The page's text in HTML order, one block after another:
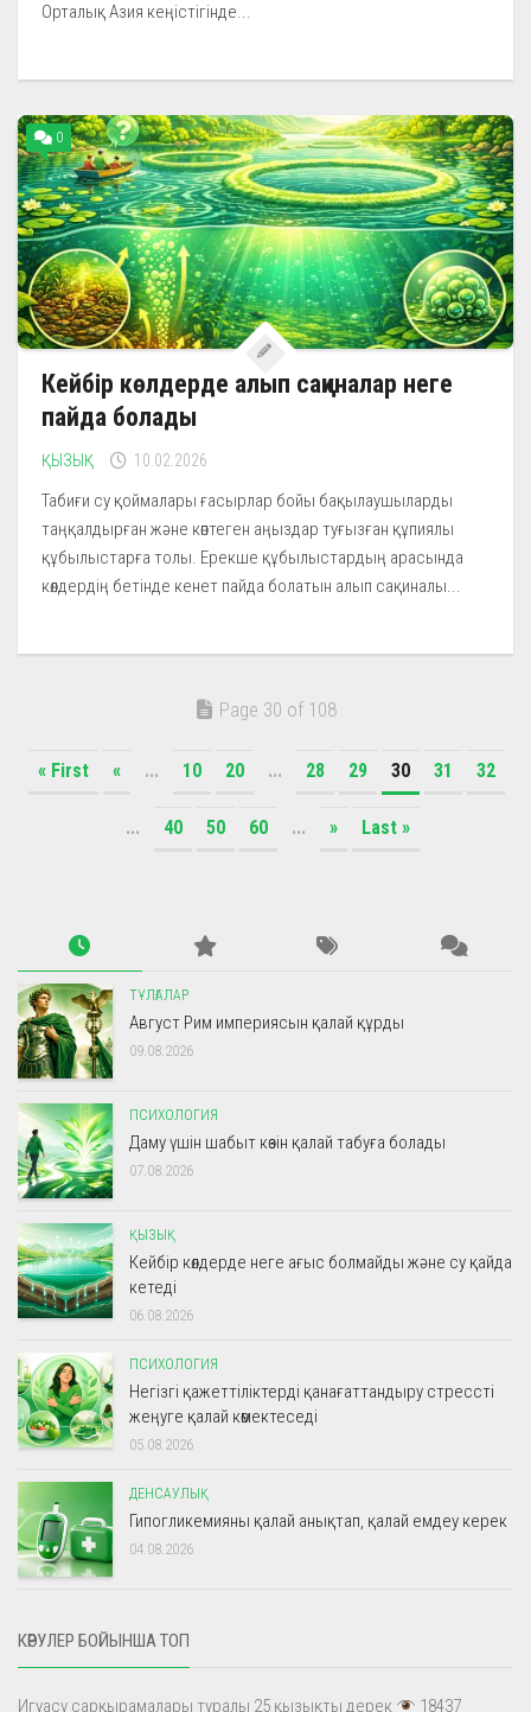
Орталық Азия кеңістігінде...
0
Кейбір көлдерде алып сақиналар неге
пайда болады
ҚЫЗЫҚ 10.02.2026
Табиғи су қоймалары ғасырлар бойы бақылаушыларды
таңқалдырған және көптеген аңыздар туғызған құпиялы
құбылыстарға толы. Ерекше құбылыстардың арасында
көлдердің бетінде кенет пайда болатын алып сақиналы...
Page 30 of 108
« First « ... 10 20 ... 28 29 30 31 32
... 40 50 60 ... » Last »
ТҰЛҒАЛАР
Август Рим империясын қалай құрды
09.08.2026
ПСИХОЛОГИЯ
Даму үшін шабыт көзін қалай табуға болады
07.08.2026
ҚЫЗЫҚ
Кейбір көлдерде неге ағыс болмайды және су қайда
кетеді
06.08.2026
ПСИХОЛОГИЯ
Негізгі қажеттіліктерді қанағаттандыру стрессті
жеңуге қалай көмектеседі
05.08.2026
ДЕНСАУЛЫҚ
Гипогликемияны қалай анықтап, қалай емдеу керек
04.08.2026
КӨРУЛЕР БОЙЫНША ТОП
Игуасу сарқырамалары туралы 25 қызықты дерек 18437